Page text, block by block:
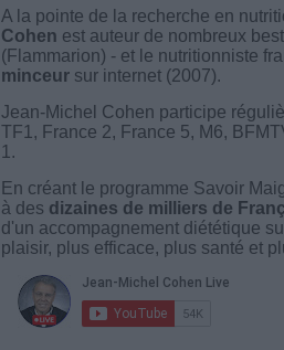
A la pointe de la recherche en
Cohen est auteur de nombreux
(Flammarion) - et le nutritionniste
minceursur internet (2007).
Jean-Michel Cohen participe
TF1, France 2, France 5, M6,
1.
En créant le programme Savoir
à des dizaines de milliers de
d'un accompagnement diététique
plaisir, plus efficace, plus santé et